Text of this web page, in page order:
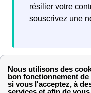
résilier votre
souscrivez une
Quels sont les avis
En tant que